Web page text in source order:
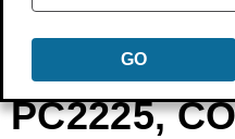
GO
Înapoi Produse Compresoare
PC2225,